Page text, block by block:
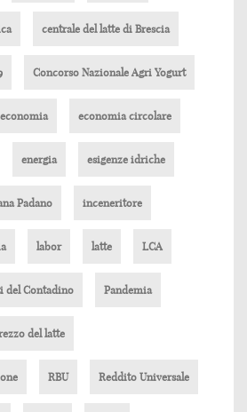
centrale del latte di Brescia
Concorso Nazionale Agri Yogurt
economia economia circolare
energia esigenze idriche
Padano inceneritore
labor latte LCA
del Contadino Pandemia
del latte
RBU Reddito Universale